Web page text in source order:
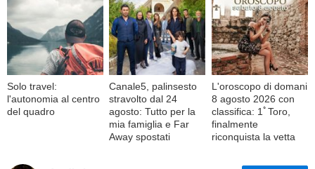
Solo travel:
l'autonomia al centro
del quadro
Canale5, palinsesto
stravolto dal 24
agosto: Tutto per la
mia famiglia e Far
Away spostati
L'oroscopo di domani
8 agosto 2026 con
classifica: 1ﾟToro,
finalmente
riconquista la vetta